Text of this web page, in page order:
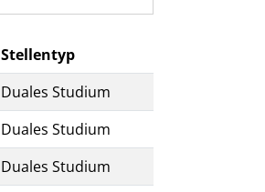
Stellentyp
Duales Studium
Duales Studium
Duales Studium